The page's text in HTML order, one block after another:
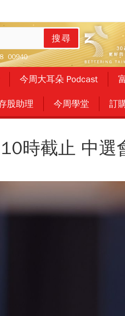
搜尋
00940
今周大耳朵 Podcast
股助理 今周學堂 訂
時截止 中選